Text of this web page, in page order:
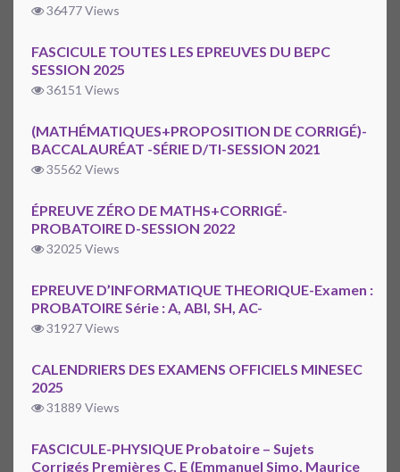
36477 Views
FASCICULE TOUTES LES EPREUVES DU BEPC
SESSION 2025
36151 Views
(MATHÉMATIQUES+PROPOSITION DE CORRIGÉ)-
BACCALAURÉAT -SÉRIE D/TI-SESSION 2021
35562 Views
ÉPREUVE ZÉRO DE MATHS+CORRIGÉ-
PROBATOIRE D-SESSION 2022
32025 Views
EPREUVE D’INFORMATIQUE THEORIQUE-Examen :
PROBATOIRE Série : A, ABI, SH, AC-
31927 Views
CALENDRIERS DES EXAMENS OFFICIELS MINESEC
2025
31889 Views
FASCICULE-PHYSIQUE Probatoire – Sujets
Corrigés Premières C, E (Emmanuel Simo, Maurice